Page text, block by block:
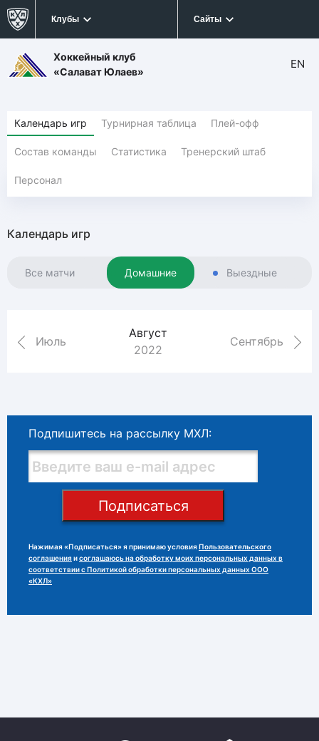
Клубы Сайты
Хоккейный клуб
«Салават Юлаев»
EN
Календарь игр Турнирная таблица Плей-офф
Состав команды Статистика Тренерский штаб
Персонал
Календарь игр
Все матчи Домашние Выездные
Июль
Август
2022
Сентябрь
Подпишитесь на рассылку МХЛ:
Подписаться
Нажимая «Подписаться» я принимаю условия Пользовательского
соглашения исоглашаюсь на обработку моих персональных данных в
соответствии с Политикой обработки персональных данных ООО
«КХЛ»